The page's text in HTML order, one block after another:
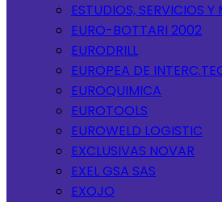
ESTUDIOS, SERVICIOS
EURO-BOTTARI 2002
EURODRILL
EUROPEA DE
EUROQUIMICA
EUROTOOLS
EUROWELD LOGISTIC
EXCLUSIVAS NOVAR
EXEL GSA SAS
EXOJO